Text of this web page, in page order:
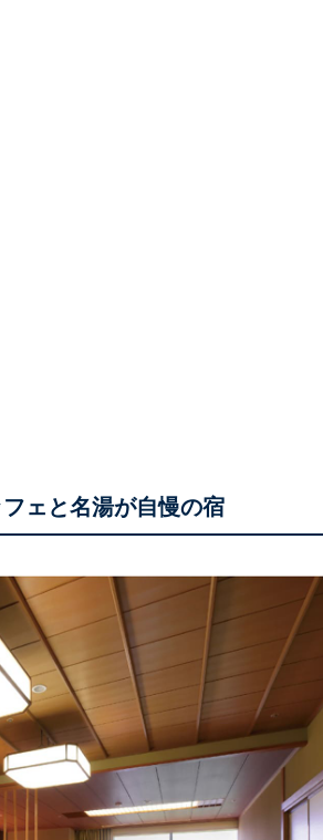
ェと名湯が自慢の宿